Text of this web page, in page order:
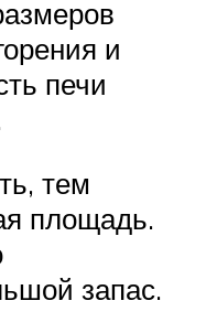
и
печи
тем
площадь.
запас.